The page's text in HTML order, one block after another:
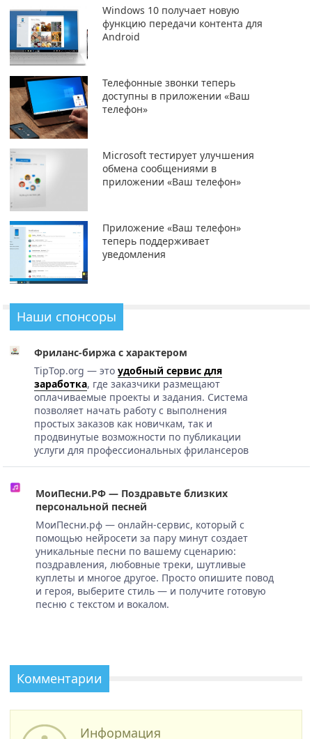
Windows 10 получает новую
функцию передачи контента для
Android
Телефонные звонки теперь
доступны в приложении «Ваш
телефон»
Microsoft тестирует улучшения
обмена сообщениями в
приложении «Ваш телефон»
Приложение «Ваш телефон»
теперь поддерживает
уведомления
Наши спонсоры
Фриланс-биржа с характером
TipTop.org — это удобный сервис для
заработка, где заказчики размещают
оплачиваемые проекты и задания. Система
позволяет начать работу с выполнения
простых заказов как новичкам, так и
продвинутые возможности по публикации
услуги для профессиональных фрилансеров
МоиПесни.РФ — Поздравьте близких
персональной песней
МоиПесни.рф — онлайн-сервис, который с
помощью нейросети за пару минут создает
уникальные песни по вашему сценарию:
поздравления, любовные треки, шутливые
куплеты и многое другое. Просто опишите повод
и героя, выберите стиль — и получите готовую
песню с текстом и вокалом.
Комментарии
Информация